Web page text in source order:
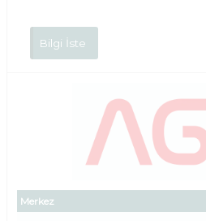
Merkez
Bilgi İste